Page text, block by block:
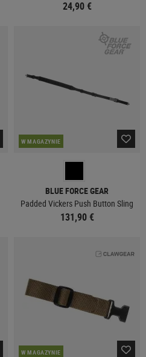
24,90 €
W MAGAZYNIE
BLUE FORCE GEAR
Padded Vickers Push Button Sling
131,90 €
W MAGAZYNIE